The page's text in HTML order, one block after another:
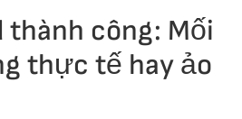
thành công: Mối
thực tế hay ảo